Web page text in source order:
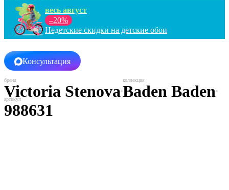
весь август
–20%
Недетские скидки на детские обои
Консультация
Victoria StenovaBaden Baden
988631